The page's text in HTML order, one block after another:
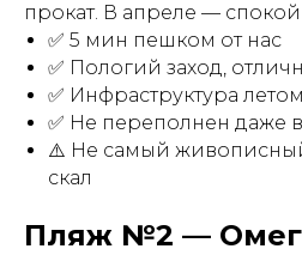
прокат. В апреле —
✅ 5 мин пешком от нас
✅ Пологий заход,
✅ Инфраструктура летом
✅ Не переполнен даже
⚠️ Не самый
скал
Пляж №2 —